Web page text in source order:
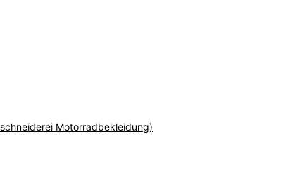
Motorradbekleidung)